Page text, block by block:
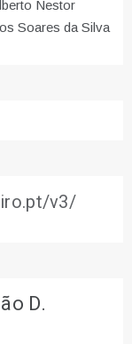
Nestor
Soares da Silva
v3/
D.